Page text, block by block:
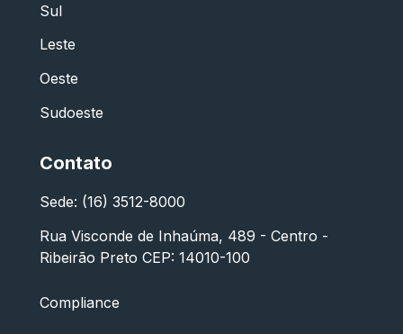
Sul
Leste
Oeste
Sudoeste
Contato
Sede: (16) 3512-8000
Rua Visconde de Inhaúma, 489 - Centro -
Ribeirão Preto CEP: 14010-100
Compliance